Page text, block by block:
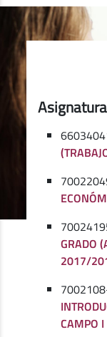
GRADO
2017/
CAMPO I